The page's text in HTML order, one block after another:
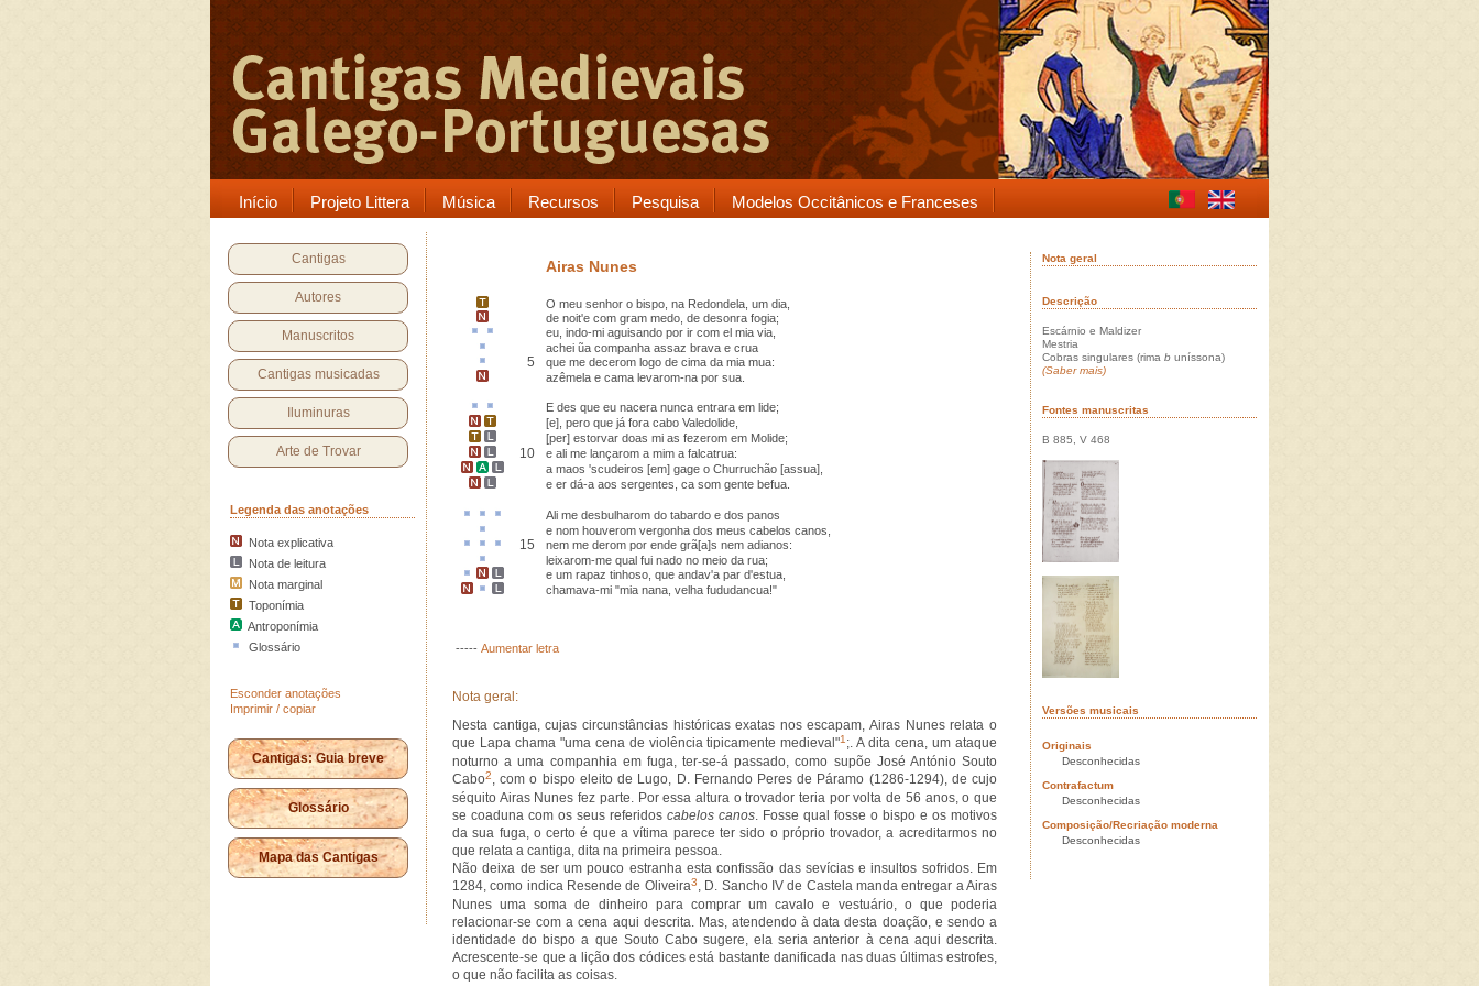
Início Projeto Littera Música Recursos Pesquisa Modelos Occitânicos e Franceses
Cantigas
Autores
Manuscritos
Cantigas musicadas
Iluminuras
Arte de Trovar
Legenda das anotações
Nota explicativa
Nota de leitura
Nota marginal
Toponímia
Antroponímia
Glossário
Esconder anotações
Imprimir / copiar
Cantigas: Guia breve
Glossário
Mapa das Cantigas
Airas Nunes
O meu senhor o bispo, na Redondela , um dia,
de noit'e com gram medo, de desonra fogia;
eu, indo-mi aguisando por ir com el mia via
achei ũa companha assaz brava e crua
5 que me decerom logo de cima da mia mua:
azêmela e cama levarom-na por sua
E des que eu nacera nunca entrara em lide;
[e], pero que já fora cabo Valedolide
[per] estorvar doas mi as fezerom em Molide;
10 e ali me lançarom a mim a falcatrua:
a maos 'scudeiros [em] gage o Churruchão [assua]
e er dá-a aos sergentes, ca som gente befua
Ali me desbulharom do tabardo e dos panos
e nom houverom vergonha dos meus cabelos canos
15 nem me derom por ende grã[a]s nem adianos:
leixarom-me qual fui nado no meio da rua;
e um rapaz tinhoso, que andav'a par d'estua
chamava-mi "mia nana , velha fududancua!"
----- Aumentar letra
Nota geral:
Nesta cantiga, cujas circunstâncias históricas exatas nos escapam, Airas Nunes relata o
que Lapa chama "uma cena de violência tipicamente medieval"1 ;. A dita cena, um ataque
noturno a uma companhia em fuga, ter-se-á passado, como supõe José António Souto
Cabo2, com o bispo eleito de Lugo, D. Fernando Peres de Páramo (1286-1294), de cujo
séquito Airas Nunes fez parte. Por essa altura o trovador teria por volta de 56 anos, o que
se coaduna com os seus referidos cabelos canos. Fosse qual fosse o bispo e os motivos
da sua fuga, o certo é que a vítima parece ter sido o próprio trovador, a acreditarmos no
que relata a cantiga, dita na primeira pessoa.
Não deixa de ser um pouco estranha esta confissão das sevícias e insultos sofridos. Em
1284, como indica Resende de Oliveira3, D. Sancho IV de Castela manda entregar a Airas
Nunes uma soma de dinheiro para comprar um cavalo e vestuário, o que poderia
relacionar-se com a cena aqui descrita. Mas, atendendo à data desta doação, e sendo a
identidade do bispo a que Souto Cabo sugere, ela seria anterior à cena aqui descrita.
Acrescente-se que a lição dos códices está bastante danificada nas duas últimas estrofes,
o que não facilita as coisas.
Nota geral
Descrição
Escárnio e Maldizer
Mestria
Cobras singulares (rima b uníssona)
(Saber mais)
Fontes manuscritas
B 885, V 468
Versões musicais
Originais
Desconhecidas
Contrafactum
Desconhecidas
Composição/Recriação moderna
Desconhecidas